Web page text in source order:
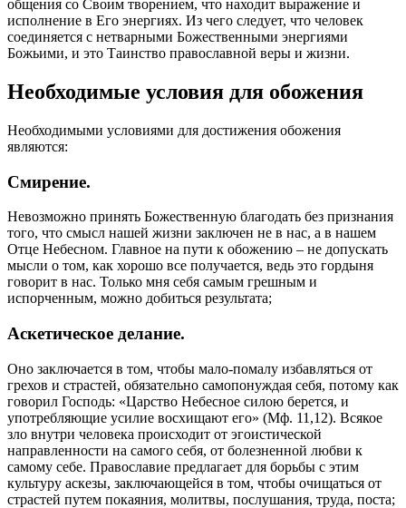
общения со Своим творением, что находит выражение и
исполнение в Его энергиях. Из чего следует, что человек
соединяется с нетварными Божественными энергиями
Божьими, и это Таинство православной веры и жизни.
Необходимые условия для обожения
Необходимыми условиями для достижения обожения
являются:
Смирение.
Невозможно принять Божественную благодать без признания
того, что смысл нашей жизни заключен не в нас, а в нашем
Отце Небесном. Главное на пути к обожению – не допускать
мысли о том, как хорошо все получается, ведь это гордыня
говорит в нас. Только мня себя самым грешным и
испорченным, можно добиться результата;
Аскетическое делание.
Оно заключается в том, чтобы мало-помалу избавляться от
грехов и страстей, обязательно самопонуждая себя, потому как
говорил Господь: «Царство Небесное силою берется, и
употребляющие усилие восхищают его» (Мф. 11,12). Всякое
зло внутри человека происходит от эгоистической
направленности на самого себя, от болезненной любви к
самому себе. Православие предлагает для борьбы с этим
культуру аскезы, заключающейся в том, чтобы очищаться от
страстей путем покаяния, молитвы, послушания, труда, поста;